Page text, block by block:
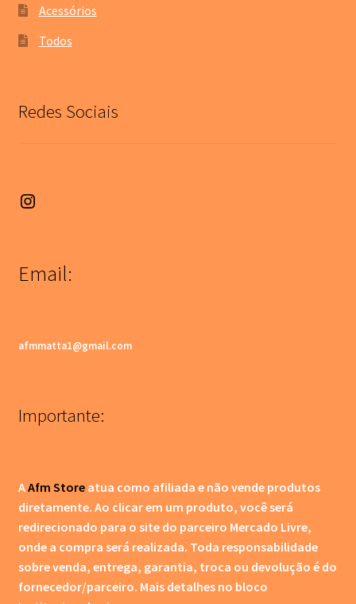
Acessórios
Todos
Redes Sociais
Instagram
Email:
afmmatta1@gmail.com
Importante:
AAfm Store atua como afiliada e não vende produtos
diretamente. Ao clicar em um produto, você será
redirecionado para o site do parceiro Mercado Livre,
onde a compra será realizada. Toda responsabilidade
sobre venda, entrega, garantia, troca ou devolução é do
fornecedor/parceiro. Mais detalhes no bloco